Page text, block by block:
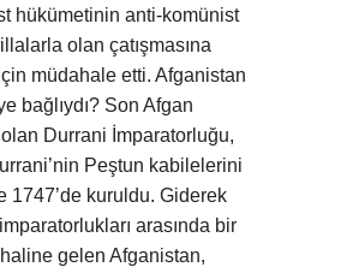
hükümetinin anti-komünist
olan çatışmasına
müdahale etti. Afganistan
bağlıydı? Son Afgan
Durrani İmparatorluğu,
Peştun kabilelerini
1747’de kuruldu. Giderek
arasında bir
gelen Afganistan,